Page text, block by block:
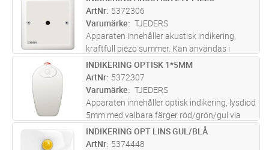
“13-24”. Inkoppling sker på skruvplint med
trådskydd. För infällt mo
ArtNr 5372306
Varumärke
TJEDERS
Apparaten innehåller akustisk indikering,
kraftfull piezo summer. Kan användas i
polvändandesystem. Inkoppling sker på
skruvplint med trådskydd. För infällt montage
i rund apparatdosa c/c60mm eller u
ST Lägg i kundvagn
INDIKERING OPTISK 1*5MM
ArtNr 5372307
Varumärke
TJEDERS
Apparaten innehåller optisk indikering, lysdiod
5mm med valbara färger röd/grön/gul via
bygel.Fast eller blinkande funktion valbart via
bygel. Lysdiod kan riktas uppåt eller framåt i
ST Lägg i kundvagn
INDIKERING OPT LINS GUL/BLÅ
ArtNr 5374448